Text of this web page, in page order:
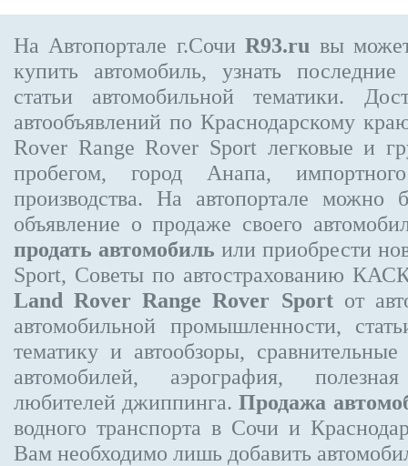
На Автопортале г.СочиR93.ru вы
купить автомобиль, узнать
статьи автомобильной тематики.
автообъявлений по Краснодарскому
Rover Range Rover Sport легковые и
пробегом, город Анапа,
производства. На автопортале можно
объявление о продаже своего
продать автомобиль или приобрести
Sport, Советы по автострахованию
Land Rover Range Rover Sportот
автомобильной промышленности,
тематику и автообзоры,
автомобилей, аэрография,
любителей джиппинга.Продажа
водного транспорта в Сочи и
Вам необходимо лишь добавить